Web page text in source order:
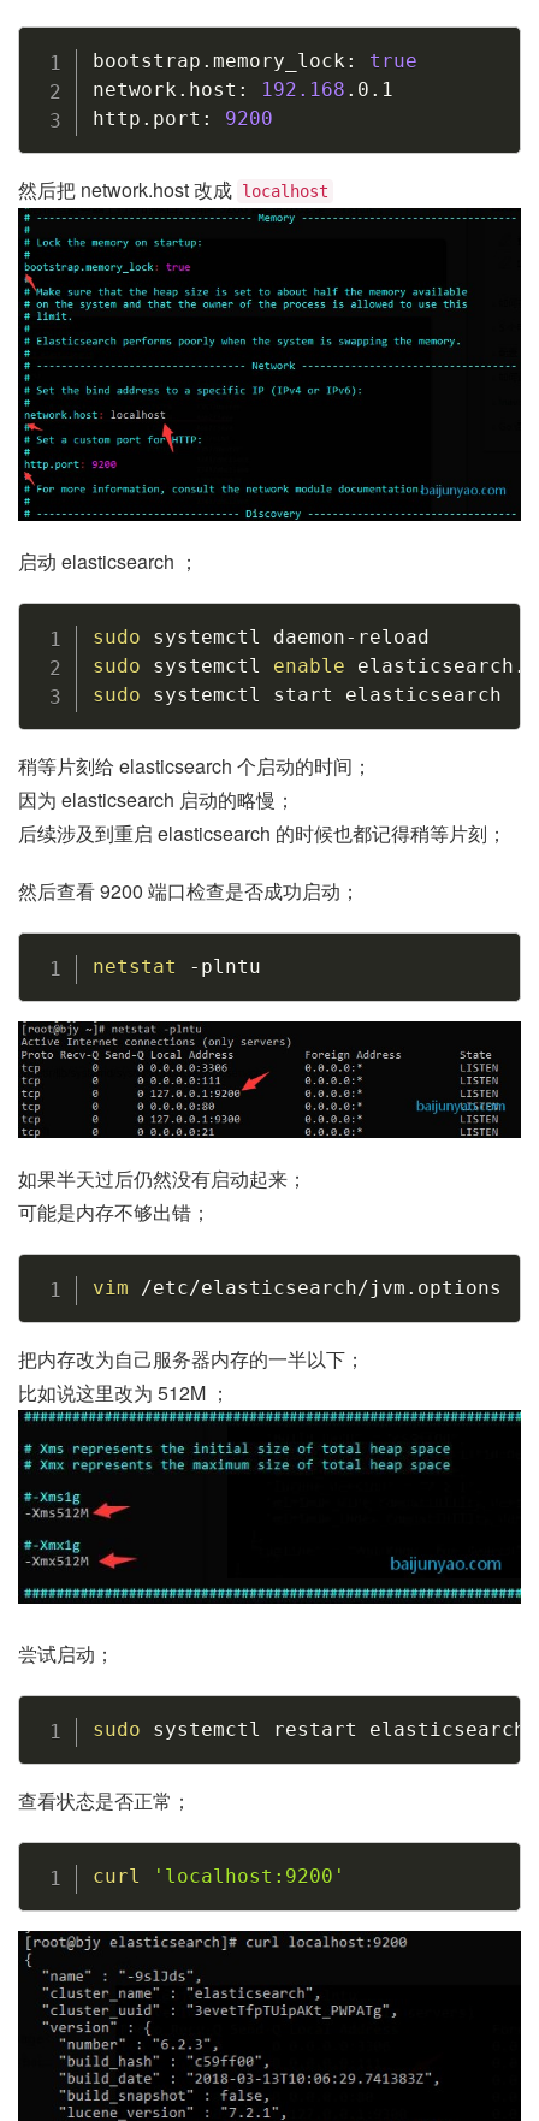
bootstrap.memory_lock: true
network.host:
192.168 .0.1
http.port: 9200
然后把 network.host 改成 localhost
启动 elasticsearch ；
sudo
sudo systemctl enable
sudo systemctl start elasticsearch
稍等片刻给 elasticsearch 个启动的时间；
因为 elasticsearch 启动的略慢；
后续涉及到重启 elasticsearch 的时候也都记得稍等片刻；
然后查看 9200 端口检查是否成功启动；
netstat -plntu
如果半天过后仍然没有启动起来；
可能是内存不够出错；
vim /etc/elasticsearch/jvm.options
把内存改为自己服务器内存的一半以下；
比如说这里改为 512M ；
尝试启动；
sudo systemctl restart elasticsearch
查看状态是否正常；
curl 'localhost:9200'